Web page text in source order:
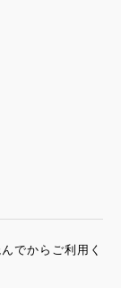
でからご利用く